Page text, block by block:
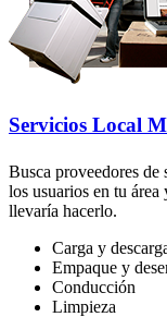
Servicios Local
Busca proveedores
los usuarios en tu
llevaría hacerlo.
Carga y
Empaque y
Conducción
Limpieza